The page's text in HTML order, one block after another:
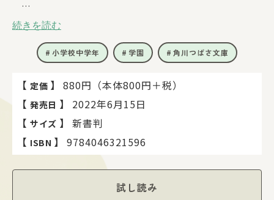
今日は夏休み前さいごの行事・学年遠足で博物館へ。そんな
日に、なんと転校生がやってきた！
彼女はどうやら涼馬くんと知り合いみたいで、おまけに超強
い他校S組のエース。いきなりあたしに「弱き者はS組にはい
たしかに、めざす背中はすごく遠い。だけどぜったいあきら
このいきおい、止まらない！
へ！？
超話題の人気シリーズ、息つく間もない３巻め！
続きを読む
小学校中学年 学園 角川つばさ文庫
【 定価 】
880円（本体800円＋税）
【 発売日 】
2022年6月15日
【 サイズ 】
新書判
【 ISBN 】 9784046321596
試し読み